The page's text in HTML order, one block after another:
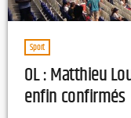
Sport
OL : Matthieu
enfin confirmés